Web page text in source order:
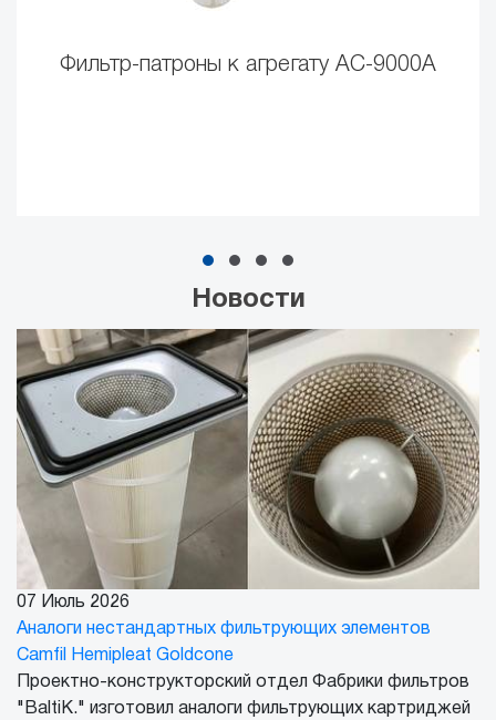
Фильтр-патроны к агрегату АС-9000А
Новости
07 Июль 2026
Аналоги нестандартных фильтрующих элементов
Camfil Hemipleat Goldcone
Проектно-конструкторский отдел Фабрики фильтров
"BaltiK." изготовил аналоги фильтрующих картриджей